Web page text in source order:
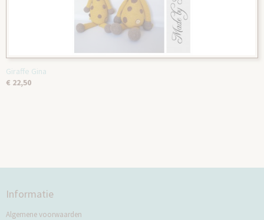
Giraffe Gina
€ 22,50
Informatie
Algemene voorwaarden